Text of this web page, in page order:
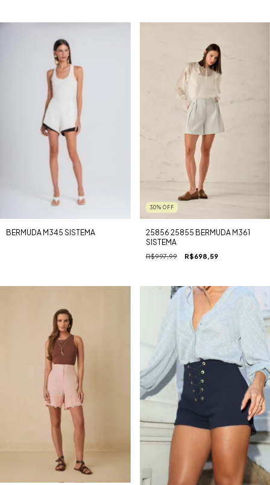
BERMUDA M345 SISTEMA
30% OFF
25856 25855 BERMUDA M361
SISTEMA
R$997,99 R$698,59